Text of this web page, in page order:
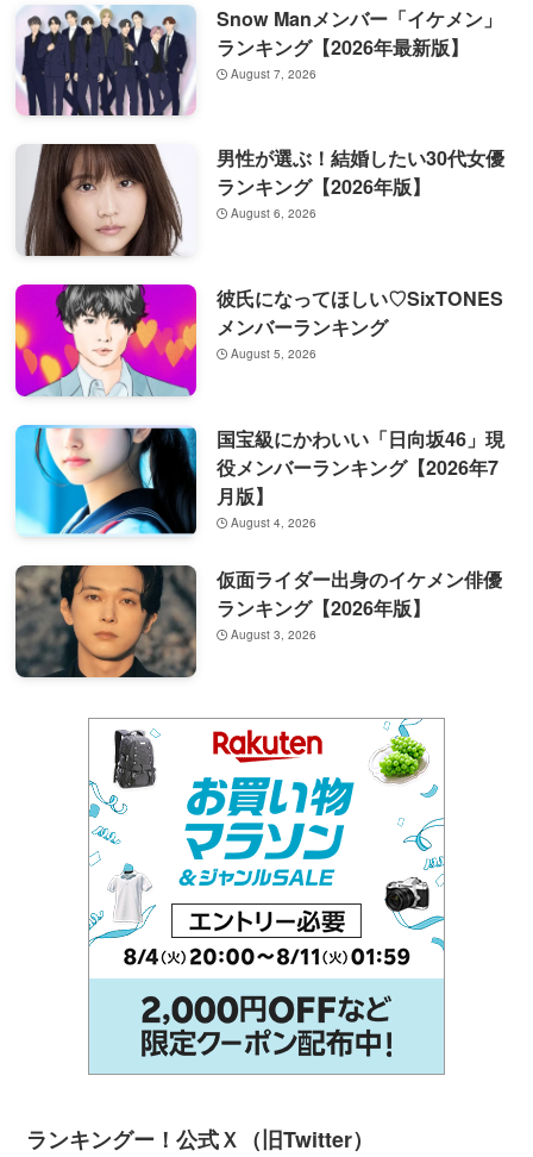
Snow Manメンバー「イケメン」
ランキング【2026年最新版】
August 7, 2026
男性が選ぶ！結婚したい30代女優
ランキング【2026年版】
August 6, 2026
彼氏になってほしい♡SixTONES
メンバーランキング
August 5, 2026
国宝級にかわいい「日向坂46」現
役メンバーランキング【2026年7
月版】
August 4, 2026
仮面ライダー出身のイケメン俳優
ランキング【2026年版】
August 3, 2026
ランキングー！公式Ｘ（旧Twitter）